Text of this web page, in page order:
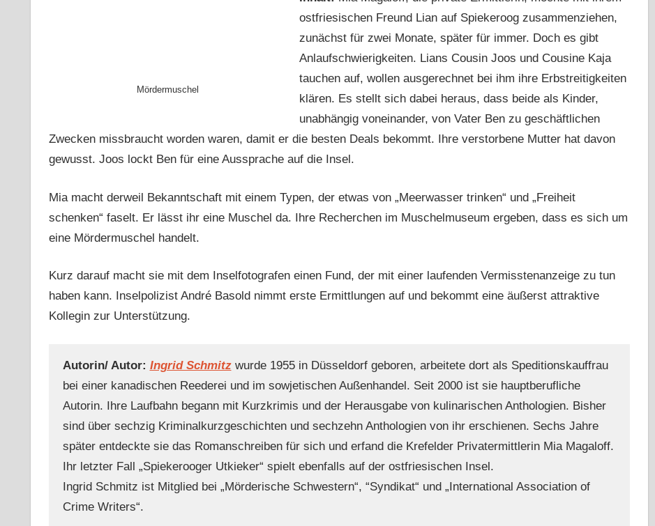
Mördermuschel
ostfriesischen Freund Lian auf Spiekeroog zusammenziehen,
zunächst für zwei Monate, später für immer. Doch es gibt
Anlaufschwierigkeiten. Lians Cousin Joos und Cousine Kaja
tauchen auf, wollen ausgerechnet bei ihm ihre Erbstreitigkeiten
klären. Es stellt sich dabei heraus, dass beide als Kinder,
unabhängig voneinander, von Vater Ben zu geschäftlichen
Zwecken missbraucht worden waren, damit er die besten Deals bekommt. Ihre verstorbene Mutter hat davon
gewusst. Joos lockt Ben für eine Aussprache auf die Insel.
Mia macht derweil Bekanntschaft mit einem Typen, der etwas von „Meerwasser trinken“ und „Freiheit
schenken“ faselt. Er lässt ihr eine Muschel da. Ihre Recherchen im Muschelmuseum ergeben, dass es sich um
eine Mördermuschel handelt.
Kurz darauf macht sie mit dem Inselfotografen einen Fund, der mit einer laufenden Vermisstenanzeige zu tun
haben kann. Inselpolizist André Basold nimmt erste Ermittlungen auf und bekommt eine äußerst attraktive
Kollegin zur Unterstützung.
Autorin/ Autor: Ingrid Schmitzwurde 1955 in Düsseldorf geboren, arbeitete dort als Speditionskauffrau
bei einer kanadischen Reederei und im sowjetischen Außenhandel. Seit 2000 ist sie hauptberufliche
Autorin. Ihre Laufbahn begann mit Kurzkrimis und der Herausgabe von kulinarischen Anthologien. Bisher
sind über sechzig Kriminalkurzgeschichten und sechzehn Anthologien von ihr erschienen. Sechs Jahre
später entdeckte sie das Romanschreiben für sich und erfand die Krefelder Privatermittlerin Mia Magaloff.
Ihr letzter Fall „Spiekerooger Utkieker“ spielt ebenfalls auf der ostfriesischen Insel.
Ingrid Schmitz ist Mitglied bei „Mörderische Schwestern“, “Syndikat“ und „International Association of
Crime Writers“.